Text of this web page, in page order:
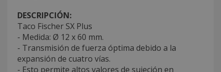
DESCRIPCIÓN:
Taco Fischer SX Plus
- Medida: Ø 12 x 60 mm.
- Transmisión de fuerza óptima debido a la
expansión de cuatro vías.
- Esto permite altos valores de sujeción en